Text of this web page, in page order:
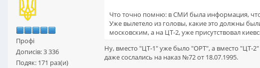
Профі
Дописів: 3 336
Подяк: 171 раз(и)
Что точно помню: в СМИ была информация, что
Уже вылетело из головы, какие это должны
московским, а на ЦТ-2, уже присутствовал
Ну, вместо "ЦТ-1" уже было "ОРТ", а вместо "ЦТ-
даже сослались на наказ №72 от 18.07.1995.